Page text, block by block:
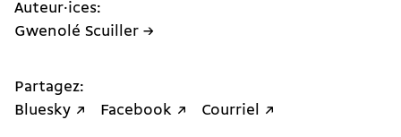
Auteur·ices:
Gwenolé Scuiller →
Partagez:
Bluesky ↗
Facebook ↗ Courriel ↗